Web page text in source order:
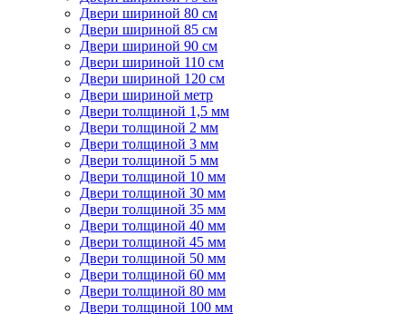
Двери шириной 80 см
Двери шириной 85 см
Двери шириной 90 см
Двери шириной 110 см
Двери шириной 120 см
Двери шириной метр
Двери толщиной 1,5 мм
Двери толщиной 2 мм
Двери толщиной 3 мм
Двери толщиной 5 мм
Двери толщиной 10 мм
Двери толщиной 30 мм
Двери толщиной 35 мм
Двери толщиной 40 мм
Двери толщиной 45 мм
Двери толщиной 50 мм
Двери толщиной 60 мм
Двери толщиной 80 мм
Двери толщиной 100 мм